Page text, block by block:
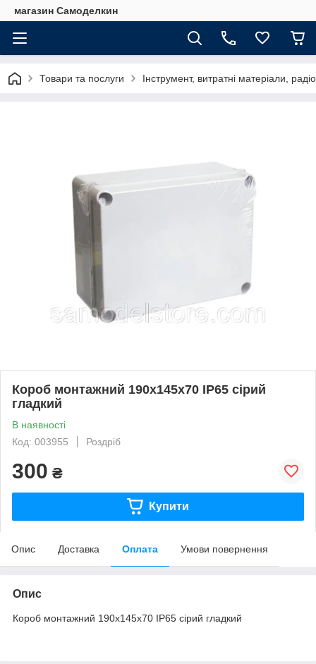
магазин Самоделкин
Товари та послуги Інструмент, витратні матеріали,
Короб монтажний 190х145х70 IP65 сірий
гладкий
В наявності
Код: 003955
Роздріб
300 ₴
Купити
Опис Доставка Оплата Умови повернення
Опис
Короб монтажний 190х145х70 IP65 сірий гладкий